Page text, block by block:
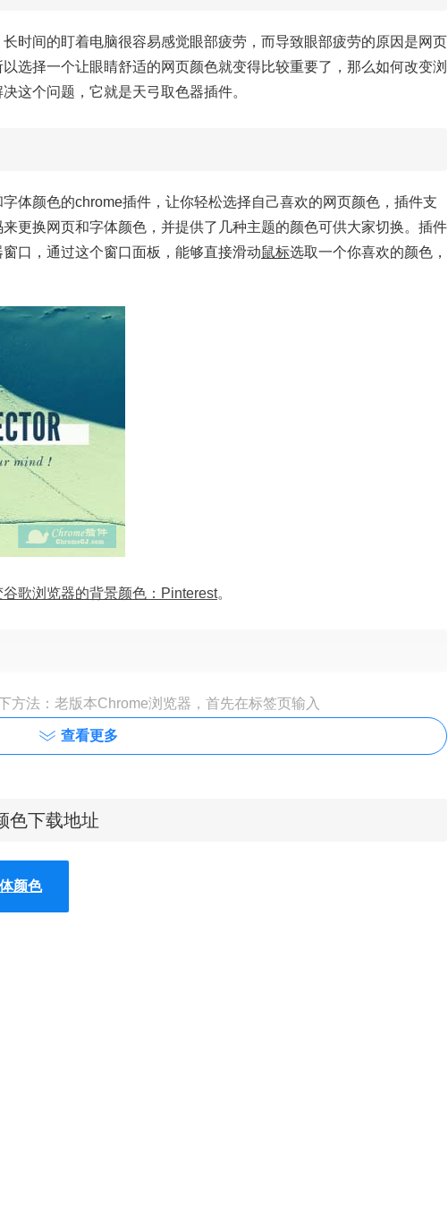
时间的盯着电脑很容易感觉眼部疲劳，而导致眼部疲劳的原因是网页
选择一个让眼睛舒适的网页颜色就变得比较重要了，那么如何改变浏
这个问题，它就是天弓取色器插件。
体颜色的chrome插件，让你轻松选择自己喜欢的网页颜色，插件支
更换网页和字体颜色，并提供了几种主题的颜色可供大家切换。插件
窗口，通过这个窗口面板，能够直接滑动鼠标选取一个你喜欢的颜色，
谷歌浏览器的背景颜色：Pinterest。
方法：老版本Chrome浏览器，首先在标签页输入
，解压你在本站下载的插件，并拖入扩展程序页即可。
查看更多
色下载地址
颜色